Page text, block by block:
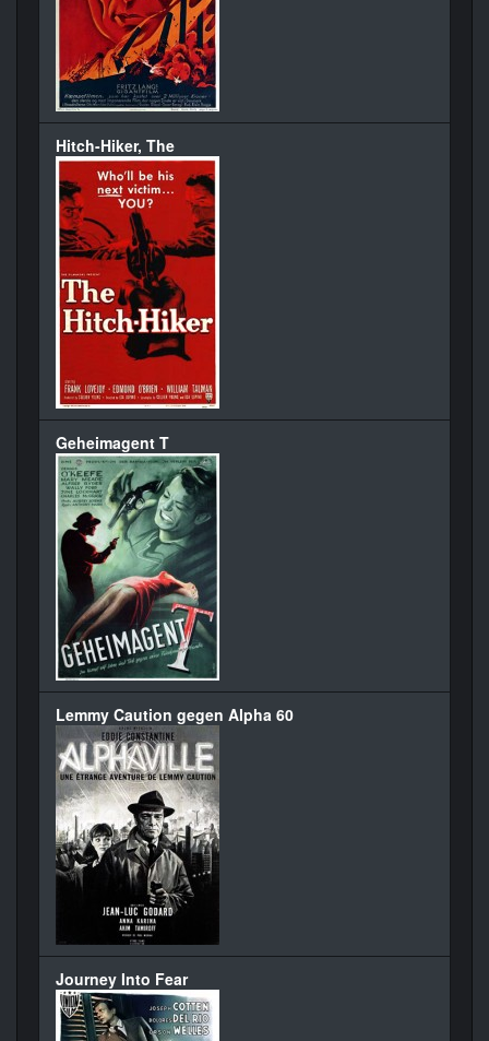
Hitch-Hiker, The
Geheimagent T
Lemmy Caution gegen Alpha 60
Journey Into Fear